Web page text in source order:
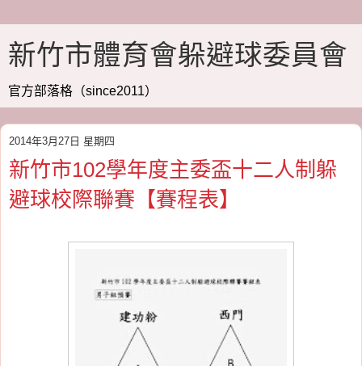
新竹市體育會躲避球委員會
官方部落格（since2011）
2014年3月27日 星期四
新竹市102學年度主委盃十二人制躲
避球校際聯賽【賽程表】